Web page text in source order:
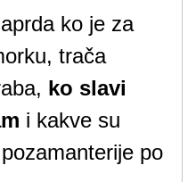
ko je za
trača
ko slavi
i kakve su
po